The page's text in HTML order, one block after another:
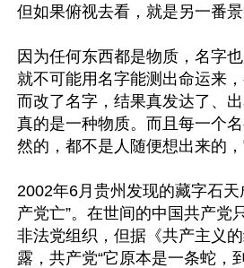
但如果俯视去看，就是另一番景
因为任何东西都是物质，名字
就不可能用名字能测出命运来
而改了名字，结果真发达了、
真的是一种物质。而且每一个
然的，都不是人随便想出来的，
2002年6月贵州发现的藏字石天
产党亡”。在世间的中国共产党
非法党组织，但据《共产主义
露，共产党“它原本是一条蛇，